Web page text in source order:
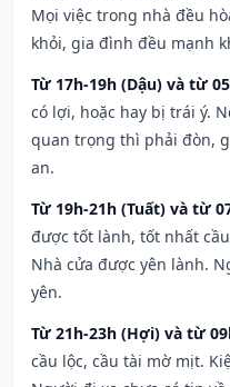
Mọi việc trong nhà đều
khỏi, gia đình đều mạnh
Từ 17h-19h (Dậu) và từ
có lợi, hoặc hay bị trái ý.
quan trọng thì phải đòn,
an.
Từ 19h-21h (Tuất) và từ
được tốt lành, tốt nhất
Nhà cửa được yên lành.
yên.
Từ 21h-23h (Hợi) và từ
cầu lộc, cầu tài mờ mịt.